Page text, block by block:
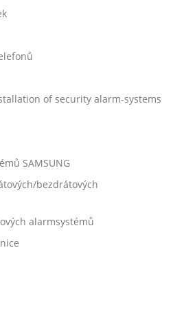
of security alarm-systems
SAMSUNG
bezdrátových
alarmsystémů